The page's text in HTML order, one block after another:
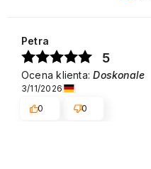
Petra
5
Ocena klienta:Doskonale
3/11/2026
0
0